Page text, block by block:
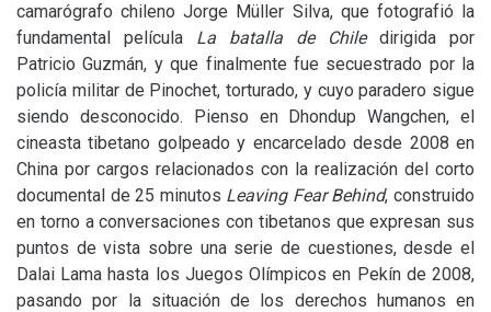
camarógrafo chileno Jorge Müller Silva, que fotografió la
fundamental película La batalla de Chiledirigida por
Patricio Guzmán, y que finalmente fue secuestrado por la
policía militar de Pinochet, torturado, y cuyo paradero sigue
siendo desconocido. Pienso en Dhondup Wangchen, el
cineasta tibetano golpeado y encarcelado desde 2008 en
China por cargos relacionados con la realización del corto
documental de 25 minutos Leaving Fear Behind, construido
en torno a conversaciones con tibetanos que expresan sus
puntos de vista sobre una serie de cuestiones, desde el
Dalai Lama hasta los Juegos Olímpicos en Pekín de 2008,
pasando por la situación de los derechos humanos en